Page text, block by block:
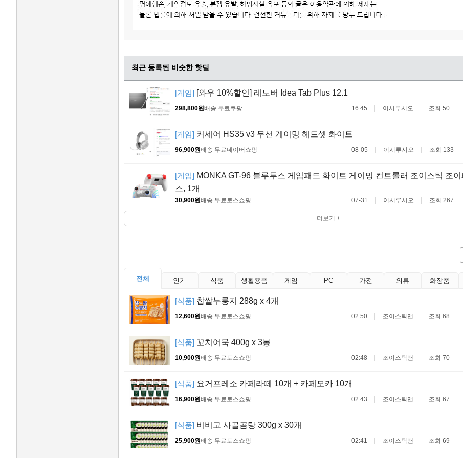
최근 등록된 비슷한 핫딜
[게임] [와우 10%할인] 레노버 Idea Tab Plus 12.1
298,800원배송 무료쿠팡 16:45 이시루시오 조회 50
[게임] 커세어 HS35 v3 무선 게이밍 헤드셋 화이트
96,900원배송 무료네이버쇼핑 08-05 이시루시오 조회 133
[게임] MONKA GT-96 블루투스 게임패드 화이트 게이밍 컨트롤러 조이스틱 조
스, 1개
30,900원배송 무료토스쇼핑 07-31 이시루시오 조회 267
더보기 +
전체 인기 식품 생활용품 게임 PC 가전 의류 화장품
[식품] 찹쌀누룽지 288g x 4개
12,600원배송 무료토스쇼핑 02:50 조이스틱맨 조회 68
[식품] 꼬치어묵 400g x 3봉
10,900원배송 무료토스쇼핑 02:48 조이스틱맨 조회 70
[식품] 요거프레소 카페라떼 10개 + 카페모카 10개
16,900원배송 무료토스쇼핑 02:43 조이스틱맨 조회 67
[식품] 비비고 사골곰탕 300g x 30개
25,900원배송 무료토스쇼핑 02:41 조이스틱맨 조회 69